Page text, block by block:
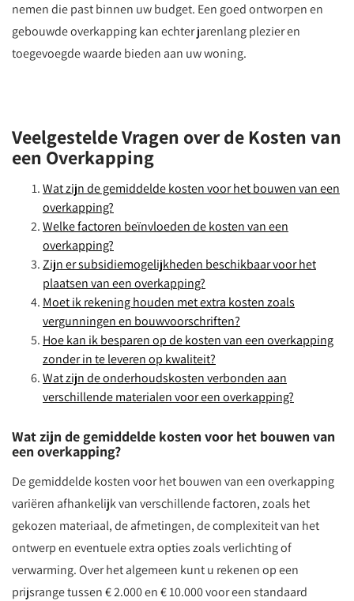
nemen die past binnen uw budget. Een goed ontworpen en
gebouwde overkapping kan echter jarenlang plezier en
toegevoegde waarde bieden aan uw woning.
Veelgestelde Vragen over de Kosten van
een Overkapping
Wat zijn de gemiddelde kosten voor het bouwen van een
overkapping?
Welke factoren beïnvloeden de kosten van een
overkapping?
Zijn er subsidiemogelijkheden beschikbaar voor het
plaatsen van een overkapping?
Moet ik rekening houden met extra kosten zoals
vergunningen en bouwvoorschriften?
Hoe kan ik besparen op de kosten van een overkapping
zonder in te leveren op kwaliteit?
Wat zijn de onderhoudskosten verbonden aan
verschillende materialen voor een overkapping?
Wat zijn de gemiddelde kosten voor het bouwen van
een overkapping?
De gemiddelde kosten voor het bouwen van een overkapping
variëren afhankelijk van verschillende factoren, zoals het
gekozen materiaal, de afmetingen, de complexiteit van het
ontwerp en eventuele extra opties zoals verlichting of
verwarming. Over het algemeen kunt u rekenen op een
prijsrange tussen € 2.000 en € 10.000 voor een standaard